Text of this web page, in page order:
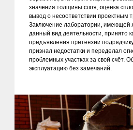
значения толщины слоя, оценка
вывод о несоответствии проектным
Заключение лаборатории,
данный вид деятельности, принято
предъявления претензии
признал недостатки и переделал
проблемных участках за свой счёт.
эксплуатацию без замечаний.